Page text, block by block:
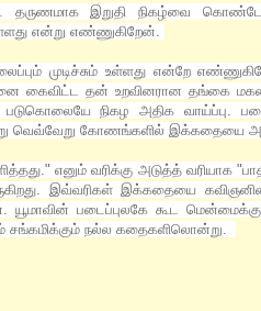
தருணமாக இறுதி நிகழ்வை
என்று எண்ணுகிறேன்.
முடிச்சும் உள்ளது என்றே
கைவிட்ட தன் உறவினரான தங்கை
நிகழ அதிக வாய்ப்பு.
வெவ்வேறு கோணங்களில் இக்கதையை
எனும் வரிக்கு அடுத்த் வரியாக "
இவ்வரிகள் இக்கதையை
படைப்புலகே கூட
சங்கமிக்கும் நல்ல கதைகளிலொன்று.